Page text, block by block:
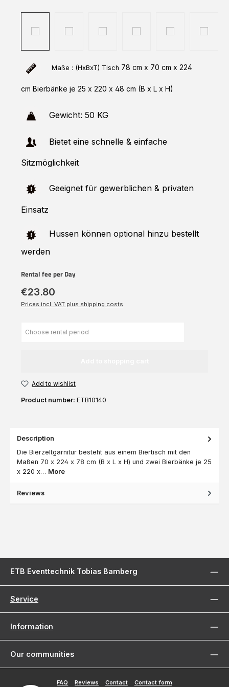
Maße : (HxBxT) Tisch 78 cm x 70 cm x 224
cm Bierbänke je 25 x 220 x 48 cm (B x L x H)
Gewicht: 50 KG
Bietet eine schnelle & einfache
Sitzmöglichkeit
Geeignet für gewerblichen & privaten
Einsatz
Hussen können optional hinzu bestellt
werden
Rental fee per Day
€23.80
Prices incl. VAT plus shipping costs
Add to wishlist
Product number: ETB10140
Description
Die Bierzeltgarnitur besteht aus einem Biertisch mit den
Maßen 70 x 224 x 78 cm (B x L x H) und zwei Bierbänke je 25
x 220 x… More
Reviews
ETB Eventtechnik Tobias Bamberg
Service
Information
Our communities
FAQ Reviews Contact Contact form